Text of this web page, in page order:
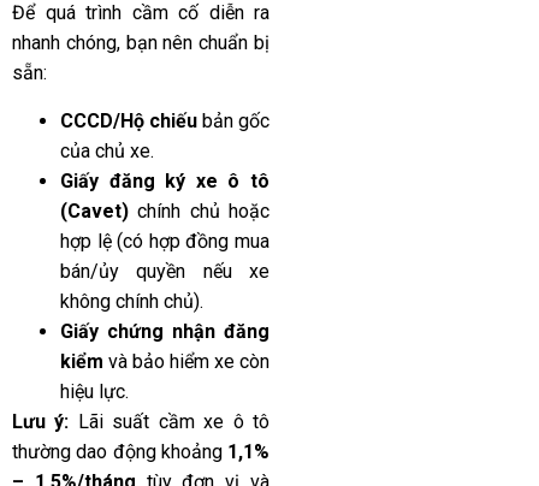
Để quá trình cầm cố diễn ra
nhanh chóng, bạn nên chuẩn bị
sẵn:
CCCD/Hộ chiếu bản gốc
của chủ xe.
Giấy đăng ký xe ô tô
(Cavet) chính chủ hoặc
hợp lệ (có hợp đồng mua
bán/ủy quyền nếu xe
không chính chủ).
Giấy chứng nhận đăng
kiểm và bảo hiểm xe còn
hiệu lực.
Lưu ý: Lãi suất cầm xe ô tô
thường dao động khoảng 1,1%